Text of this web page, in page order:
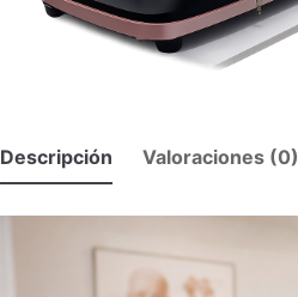
Descripción Valoraciones (0)